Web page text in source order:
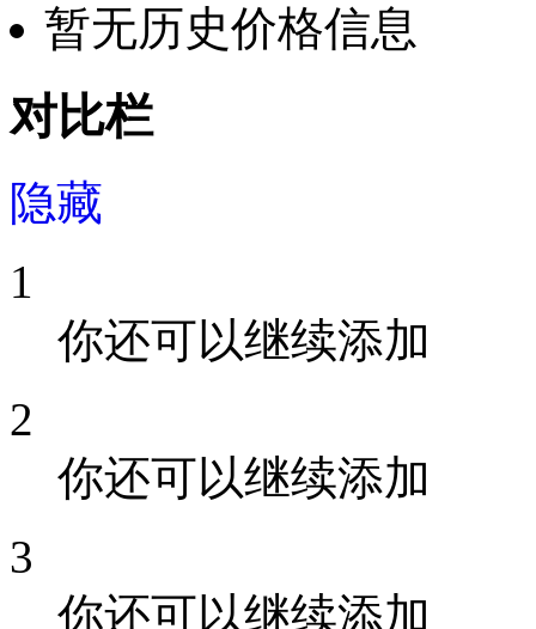
暂无历史价格信息
对比栏
隐藏
1
你还可以继续添加
2
你还可以继续添加
3
你还可以继续添加